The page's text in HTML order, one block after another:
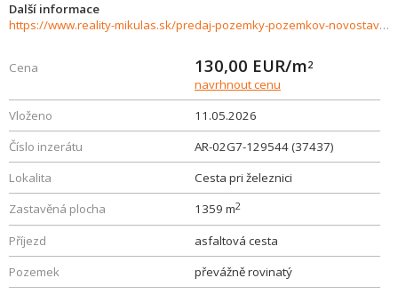
Další informace
https://www.reality-mikulas.sk/predaj-pozemky-pozemkov-novostavby/Vlastna-cerpacia-stanica-Predaj-pozemku-s-kompletnym-projektom-a-povoleniami-Liptovsky-Hradok-37437/?utm_source=areality&utm_medium=xml&utm_term=37437&utm_content=chalupa&utm_campaign=porta
Cena 130,00 EUR/m2
navrhnout cenu
Vloženo
11.05.2026
Číslo inzerátu
AR-02G7-129544 (37437)
Lokalita
Cesta pri železnici
Zastavěná plocha
1359 m2
Příjezd
asfaltová cesta
Pozemek
převážně rovinatý